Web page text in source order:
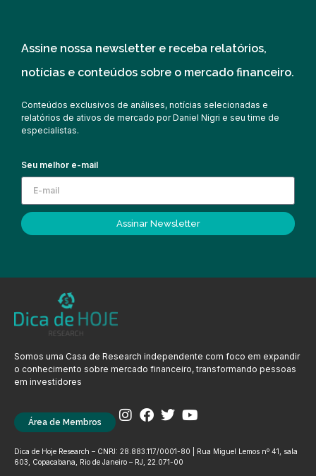
Assine nossa newsletter e receba relatórios,
notícias e conteúdos sobre o mercado financeiro.
Conteúdos exclusivos de análises, notícias selecionadas e
relatórios de ativos de mercado por Daniel Nigri e seu time de
especialistas.
Seu melhor e-mail
Assinar Newsletter
Somos uma Casa de Research independente com foco em expandir
o conhecimento sobre mercado financeiro, transformando pessoas
em investidores
Área de Membros
Dica de Hoje Research – CNPJ: 28.883.117/0001-80 | Rua Miguel Lemos nº 41, sala
603, Copacabana, Rio de Janeiro – RJ, 22.071-00